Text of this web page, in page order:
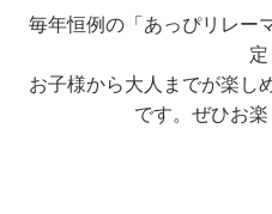
毎年恒例の「あっぴリレー
定
お子様から大人までが楽し
です。ぜひお楽